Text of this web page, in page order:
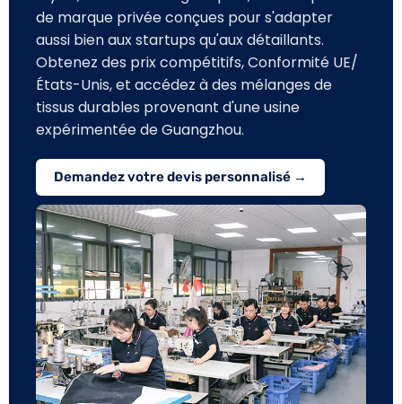
de marque privée conçues pour s'adapter
aussi bien aux startups qu'aux détaillants.
Obtenez des prix compétitifs, Conformité UE/
États-Unis, et accédez à des mélanges de
tissus durables provenant d'une usine
expérimentée de Guangzhou.
Demandez votre devis personnalisé →